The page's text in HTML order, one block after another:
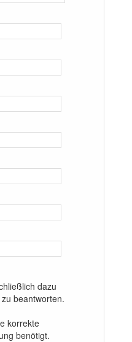
dazu
beantworten.
korrekte
benötigt.